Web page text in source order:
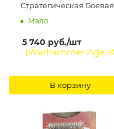
Стратегическая Боевая
Игра (англ.) (Middle-
Game: Rules Manual
(Eng)) Games Workshop
Мало
5 740 руб./шт
В корзину